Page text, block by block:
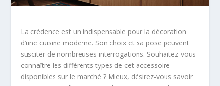
La crédence est un indispensable pour la décoration
d’une cuisine moderne. Son choix et sa pose peuvent
susciter de nombreuses interrogations. Souhaitez-vous
connaître les différents types de cet accessoire
disponibles sur le marché ? Mieux, désirez-vous savoir